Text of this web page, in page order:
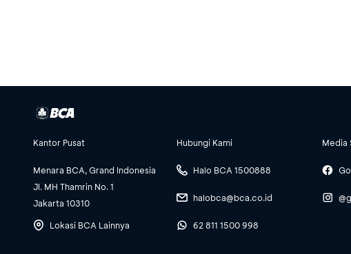
Kantor Pusat
Menara BCA, Grand Indonesia
Jl. MH Thamrin No. 1
Jakarta 10310
Lokasi BCA Lainnya
Hubungi Kami
Halo BCA 1500888
halobca@bca.co.id
62 811 1500 998
Media